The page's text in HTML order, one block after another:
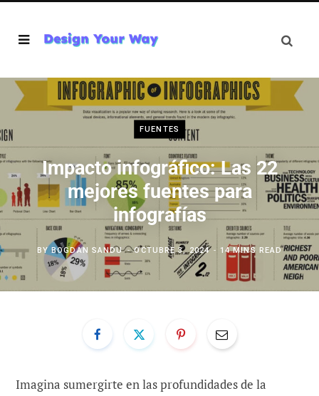
FUENTES
Impacto infográfico: Las 22
mejores fuentes para
infografías
BYBOGDAN SANDU OCTUBRE 3, 2024 14 MINS READ
Imagina sumergirte en las profundidades de la